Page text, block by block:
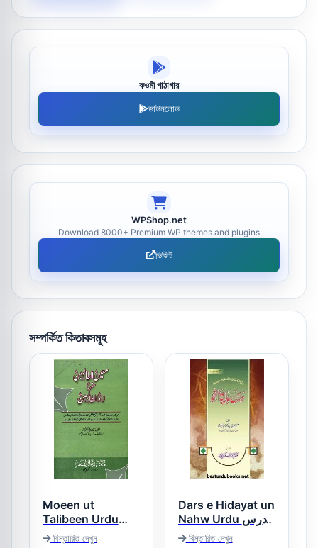
কওমী পাঠাগার
ডাউনলোড
WPShop.net
Download 8000+ Premium WP themes and plugins
ভিজিট
সম্পর্কিত কিতাবসমূহ
Moeen ut
Talibeen Urdu
Sharh Zadut
বিস্তারিত দেখুন
Dars e Hidayat un
Nahw Urdu درس
ہدایۃ النحو اردو
বিস্তারিত দেখুন